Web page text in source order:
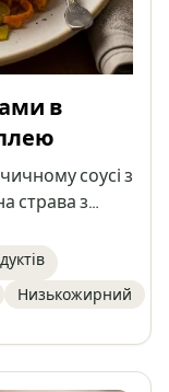
в
соусі з
страва з
в
подається з
для тих,
шукає
Низькожирний